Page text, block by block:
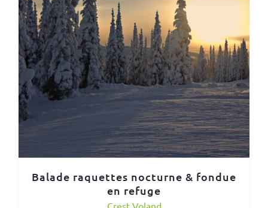
Balade raquettes nocturne & fondue
en refuge
Crest Voland